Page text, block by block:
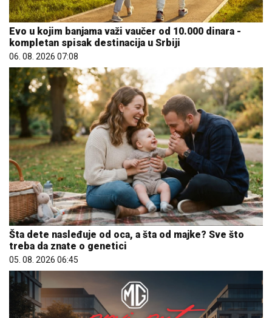
Evo u kojim banjama važi vaučer od 10.000 dinara -
kompletan spisak destinacija u Srbiji
06. 08. 2026 07:08
Šta dete nasleđuje od oca, a šta od majke? Sve što
treba da znate o genetici
05. 08. 2026 06:45